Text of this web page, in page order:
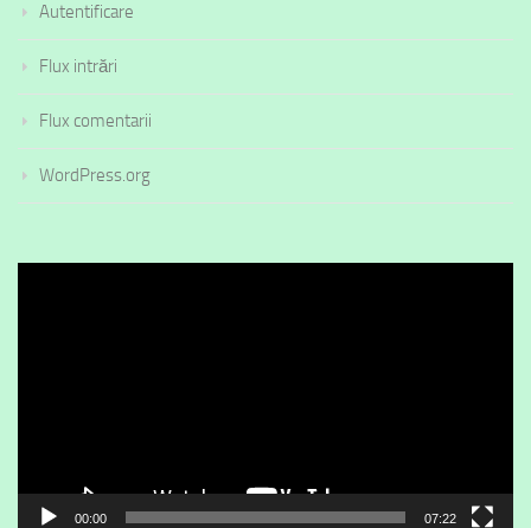
Autentificare
Flux intrări
Flux comentarii
WordPress.org
00:00 07:22